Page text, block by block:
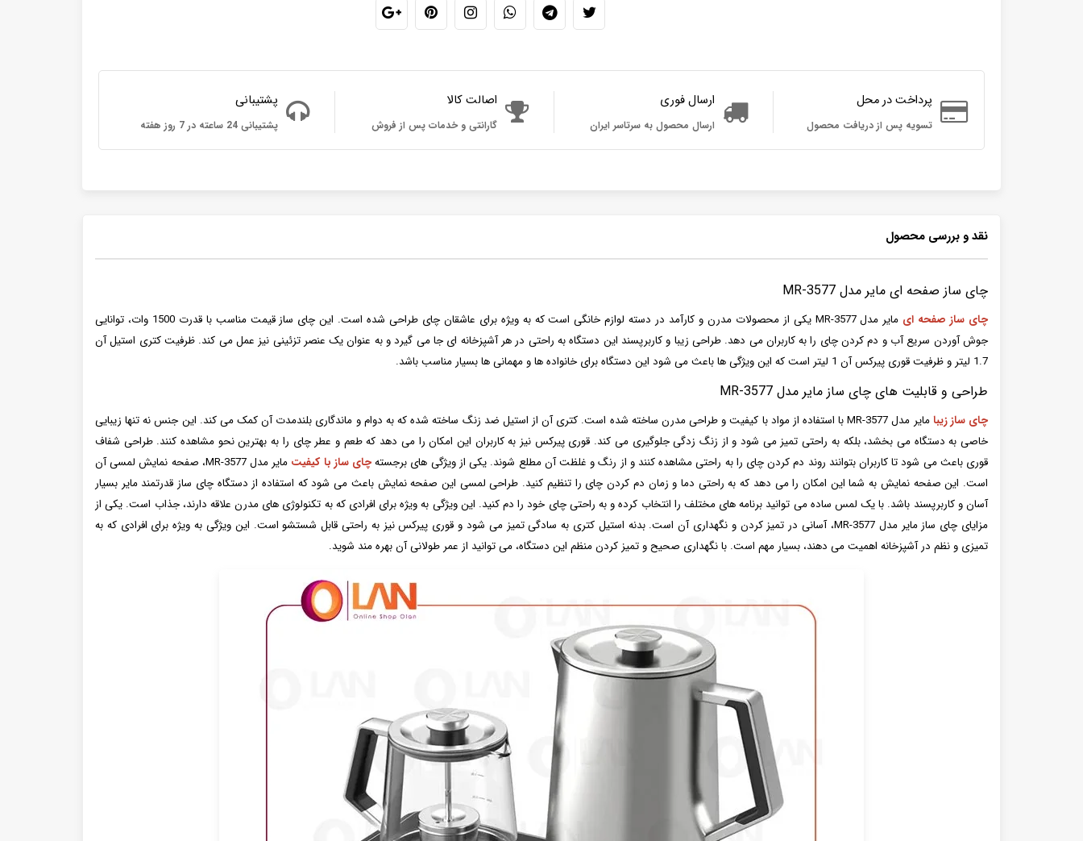
پرداخت در محل
تسویه پس از دریافت محصول
ارسال فوری
ارسال محصول به سرتاسر ایران
اصالت کالا
گارانتی و خدمات پس از فروش
پشتیبانی
پشتیبانی 24 ساعته در 7 روز هفته
نقد و بررسی محصول
چای ساز صفحه ای مایر مدل MR-3577
چای ساز صفحه ای
مایر مدل MR-3577 یکی از محصولات مدرن و کارآمد در دسته لوازم خانگی است که به ویژه برای عاشقان چای طراحی شده است. این چای ساز قیمت مناسب با قدرت 1500 وات، توانایی
جوش آوردن سریع آب و دم کردن چای را به کاربران می دهد. طراحی زیبا و کاربرپسند این دستگاه به راحتی در هر آشپزخانه ای جا می گیرد و به عنوان یک عنصر تزئینی نیز عمل می کند. ظرفیت کتری استیل آن
1.7 لیتر و ظرفیت قوری پیرکس آن 1 لیتر است که این ویژگی ها باعث می شود این دستگاه برای خانواده ها و مهمانی ها بسیار مناسب باشد.
طراحی و قابلیت های چای ساز مایر مدل MR-3577
چای ساز زیبا
مایر مدل MR-3577 با استفاده از مواد با کیفیت و طراحی مدرن ساخته شده است. کتری آن از استیل ضد زنگ ساخته شده که به دوام و ماندگاری بلندمدت آن کمک می کند. این جنس نه تنها زیبایی
خاصی به دستگاه می بخشد، بلکه به راحتی تمیز می شود و از زنگ زدگی جلوگیری می کند. قوری پیرکس نیز به کاربران این امکان را می دهد که طعم و عطر چای را به بهترین نحو مشاهده کنند. طراحی شفاف
قوری باعث می شود تا کاربران بتوانند روند دم کردن چای را به راحتی مشاهده کنند و از رنگ و غلظت آن مطلع شوند. یکی از ویژگی های برجستهچای ساز با کیفیت
مایر مدل MR-3577، صفحه نمایش لمسی آن
است. این صفحه نمایش به شما این امکان را می دهد که به راحتی دما و زمان دم کردن چای را تنظیم کنید. طراحی لمسی این صفحه نمایش باعث می شود که استفاده از دستگاه چای ساز قدرتمند مایر بسیار
آسان و کاربرپسند باشد. با یک لمس ساده می توانید برنامه های مختلف را انتخاب کرده و به راحتی چای خود را دم کنید. این ویژگی به ویژه برای افرادی که به تکنولوژی های مدرن علاقه دارند، جذاب است. یکی از
مزایای چای ساز مایر مدل MR-3577، آسانی در تمیز کردن و نگهداری آن است. بدنه استیل کتری به سادگی تمیز می شود و قوری پیرکس نیز به راحتی قابل شستشو است. این ویژگی به ویژه برای افرادی که به
تمیزی و نظم در آشپزخانه اهمیت می دهند، بسیار مهم است. با نگهداری صحیح و تمیز کردن منظم این دستگاه، می توانید از عمر طولانی آن بهره مند شوید.